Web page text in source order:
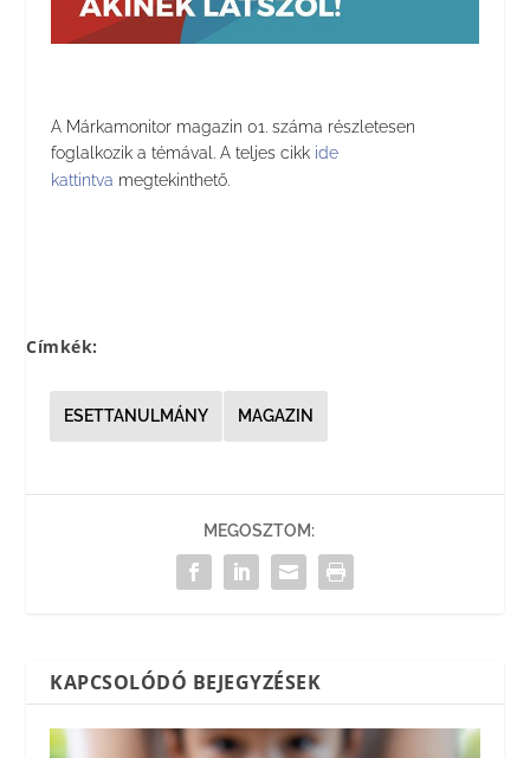
A Márkamonitor magazin 01. száma részletesen
foglalkozik a témával. A teljes cikk ide
kattintva megtekinthető.
Címkék:
ESETTANULMÁNY MAGAZIN
MEGOSZTOM:
KAPCSOLÓDÓ BEJEGYZÉSEK